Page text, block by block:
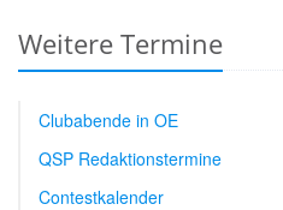
Weitere Termine
Clubabende in OE
QSP Redaktionstermine
Contestkalender